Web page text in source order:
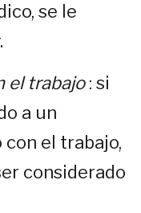
se le
el trabajo: si
a un
el trabajo,
considerado